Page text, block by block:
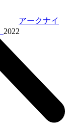
アークナイ
2022